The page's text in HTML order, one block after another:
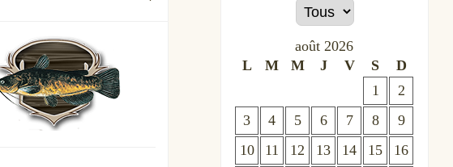
août2026
L
M M J V S D
1
2
3
4 5 6 7 8
9
10
11 12 13 14 15
16